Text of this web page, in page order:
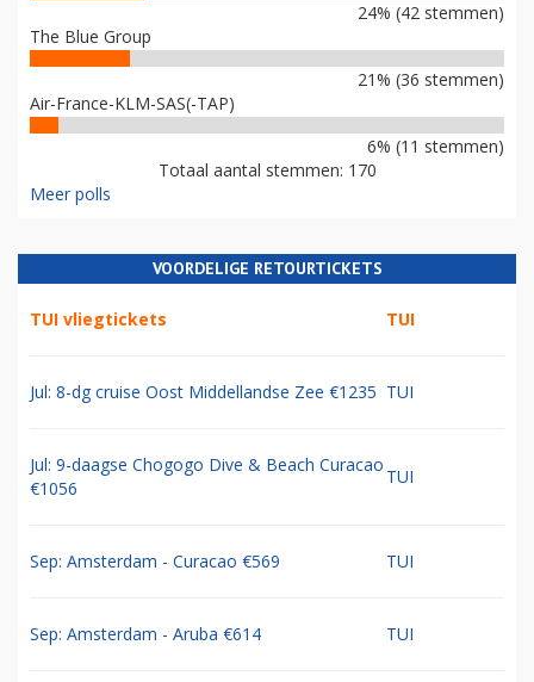
24% (42 stemmen)
The Blue Group
21% (36 stemmen)
Air-France-KLM-SAS(-TAP)
6% (11 stemmen)
Totaal aantal stemmen: 170
Meer polls
VOORDELIGE RETOURTICKETS
TUI vliegtickets TUI
Jul: 8-dg cruise Oost Middellandse Zee €1235 TUI
Jul: 9-daagse Chogogo Dive & Beach Curacao
€1056
TUI
Sep: Amsterdam - Curacao €569 TUI
Sep: Amsterdam - Aruba €614 TUI